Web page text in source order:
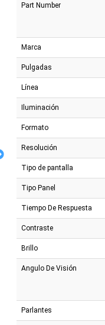
Monitor Acer 27" V277E FHD
IPS 4ms con DP
Part Number
Marca
Pulgadas
Línea
Iluminación
Formato
Resolución
Tipo de pantalla
Tipo Panel
Tiempo De Respuesta
Contraste
Brillo
Angulo De Visión
Parlantes